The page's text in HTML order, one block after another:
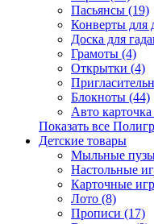
Пасьянсы (19)
Конверты для
Доска для
Грамоты (4)
Открытки (4)
Блокноты (44)
Авто
Показать все
Детские товары
Мыльные
Настольные
Карточные
Лото (8)
Прописи (17)